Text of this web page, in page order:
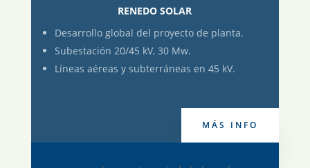
RENEDO SOLAR
Desarrollo global del proyecto de planta.
Subestación 20/45 kV, 30 Mw.
Líneas aéreas y subterráneas en 45 kV.
MÁS INFO